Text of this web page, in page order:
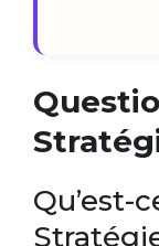
Qu’est-